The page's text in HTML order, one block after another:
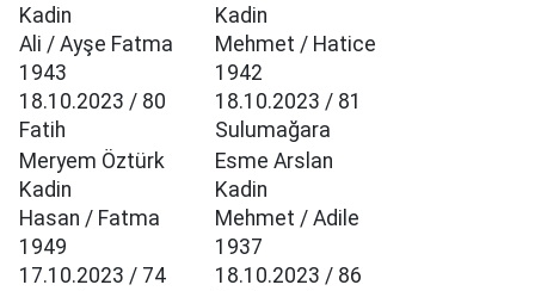
Kadin
Ali / Ayşe Fatma
1943
18.10.2023 / 80
Fatih
Kadin
Mehmet / Hatice
1942
18.10.2023 / 81
Sulumağara
Meryem Öztürk
Kadin
Hasan / Fatma
1949
17.10.2023 / 74
Esme Arslan
Kadin
Mehmet / Adile
1937
18.10.2023 / 86